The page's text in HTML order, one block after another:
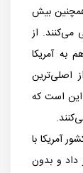
بیش
می‌کنند. از
به آمریکا
اصلی‌ترین
است که
آمریکا با
داد و بدون